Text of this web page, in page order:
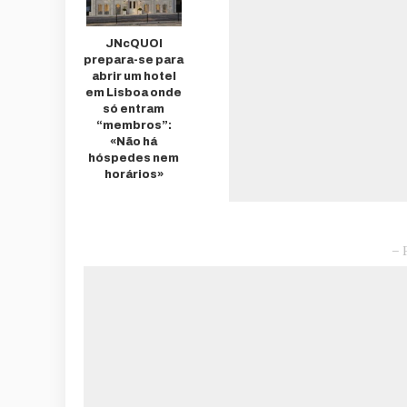
JNcQUOI
prepara-se para
abrir um hotel
em Lisboa onde
só entram
“membros”:
«Não há
hóspedes nem
horários»
–